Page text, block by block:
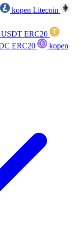
kopen Litecoin
USDT ERC20
ERC20
kopen